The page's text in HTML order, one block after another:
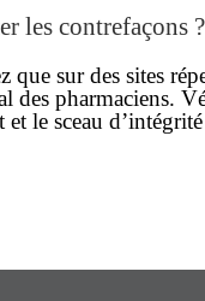
les contrefaçons ?
que sur des sites
des pharmaciens.
le sceau